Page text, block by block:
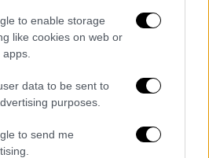
to enable storage
like cookies on web or
data to be sent to
purposes.
to send me
στην 6η
της P-TEC